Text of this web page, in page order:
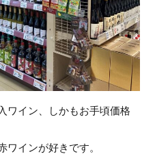
ワイン、しかもお手頃価格
ワインが好きです。